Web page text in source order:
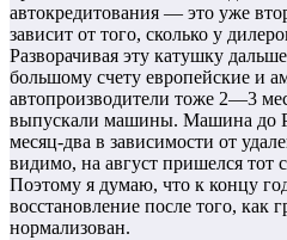
автокредитования — это уже
зависит от того, сколько у
Разворачивая эту катушку
большому счету европейские и
автопроизводители тоже 2—3
выпускали машины. Машина до
месяц-два в зависимости от
видимо, на август пришелся тот
Поэтому я думаю, что к концу
восстановление после того, как
нормализован.